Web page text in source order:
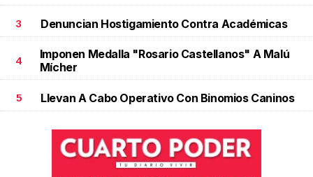
3 Denuncian Hostigamiento Contra Académicas
4
Imponen Medalla "Rosario Castellanos" A Malú
Mícher
5 Llevan A Cabo Operativo Con Binomios Caninos